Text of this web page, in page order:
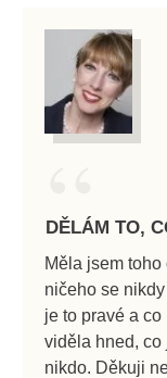
“
DĚLÁM TO,
Měla jsem
ničeho se
je to pravé a
viděla hned, co
nikdo. Děkuji